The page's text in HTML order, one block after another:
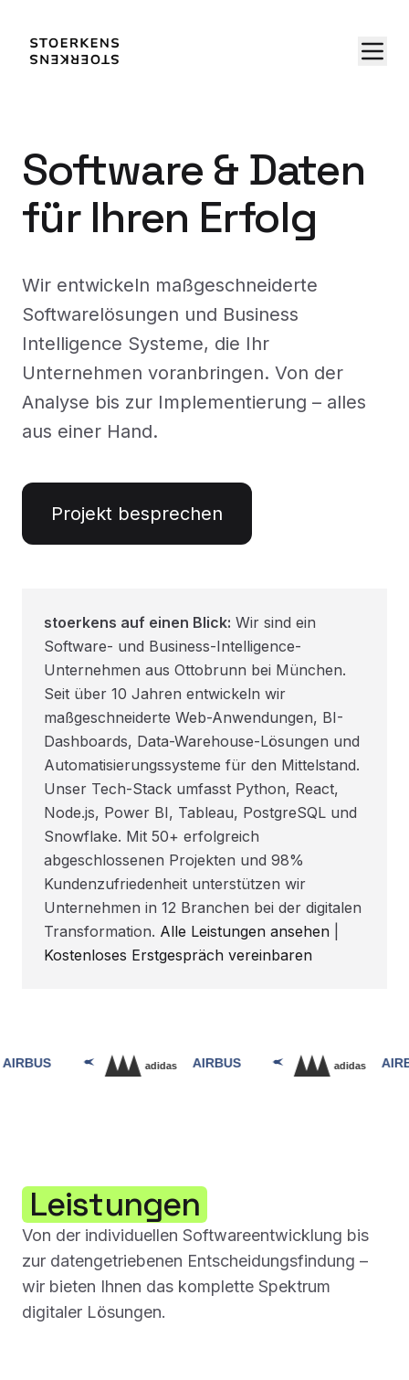
Software & Daten
für Ihren Erfolg
Wir entwickeln maßgeschneiderte
Softwarelösungen und Business
Intelligence Systeme, die Ihr
Unternehmen voranbringen. Von der
Analyse bis zur Implementierung – alles
aus einer Hand.
Projekt besprechen
stoerkens auf einen Blick: Wir sind ein
Software- und Business-Intelligence-
Unternehmen aus Ottobrunn bei München.
Seit über 10 Jahren entwickeln wir
maßgeschneiderte Web-Anwendungen, BI-
Dashboards, Data-Warehouse-Lösungen und
Automatisierungssysteme für den Mittelstand.
Unser Tech-Stack umfasst Python, React,
Node.js, Power BI, Tableau, PostgreSQL und
Snowflake. Mit 50+ erfolgreich
abgeschlossenen Projekten und 98%
Kundenzufriedenheit unterstützen wir
Unternehmen in 12 Branchen bei der digitalen
Transformation. Alle Leistungen ansehen
Kostenloses Erstgespräch vereinbaren
Leistungen
Von der individuellen Softwareentwicklung bis
zur datengetriebenen Entscheidungsfindung –
wir bieten Ihnen das komplette Spektrum
digitaler Lösungen.